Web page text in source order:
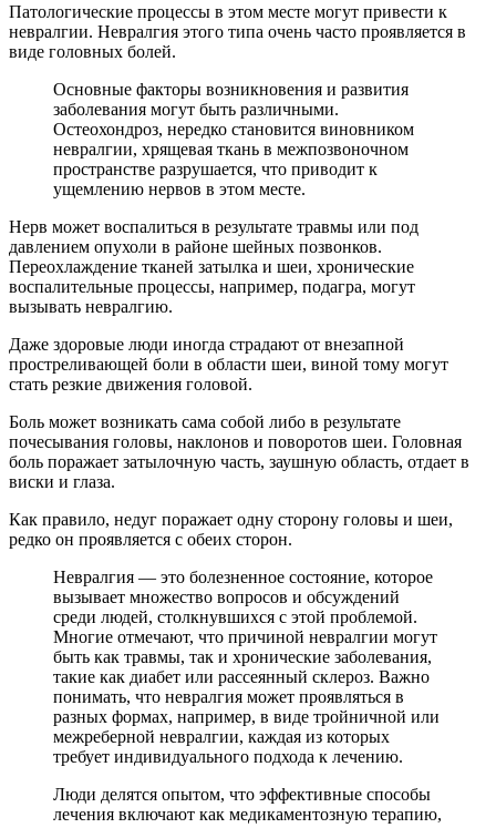
Патологические процессы в этом месте могут привести к
невралгии. Невралгия этого типа очень часто проявляется в
виде головных болей.
Основные факторы возникновения и развития
заболевания могут быть различными.
Остеохондроз, нередко становится виновником
невралгии, хрящевая ткань в межпозвоночном
пространстве разрушается, что приводит к
ущемлению нервов в этом месте.
Нерв может воспалиться в результате травмы или под
давлением опухоли в районе шейных позвонков.
Переохлаждение тканей затылка и шеи, хронические
воспалительные процессы, например, подагра, могут
вызывать невралгию.
Даже здоровые люди иногда страдают от внезапной
простреливающей боли в области шеи, виной тому могут
стать резкие движения головой.
Боль может возникать сама собой либо в результате
почесывания головы, наклонов и поворотов шеи. Головная
боль поражает затылочную часть, заушную область, отдает в
виски и глаза.
Как правило, недуг поражает одну сторону головы и шеи,
редко он проявляется с обеих сторон.
Невралгия — это болезненное состояние, которое
вызывает множество вопросов и обсуждений
среди людей, столкнувшихся с этой проблемой.
Многие отмечают, что причиной невралгии могут
быть как травмы, так и хронические заболевания,
такие как диабет или рассеянный склероз. Важно
понимать, что невралгия может проявляться в
разных формах, например, в виде тройничной или
межреберной невралгии, каждая из которых
требует индивидуального подхода к лечению.
Люди делятся опытом, что эффективные способы
лечения включают как медикаментозную терапию,